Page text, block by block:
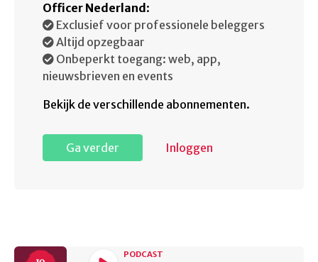
Officer Nederland :
Exclusief voor professionele beleggers
Altijd opzegbaar
Onbeperkt toegang: web, app,
nieuwsbrieven en events
Bekijk de verschillende abonnementen.
Ga verder Inloggen
PODCAST